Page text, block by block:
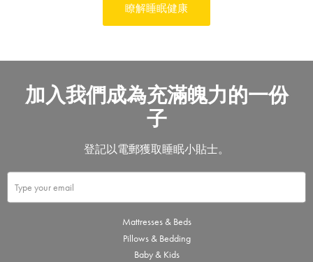
瞭解睡眠健康
加入我們成為充滿魄力的一份
子
登記以電郵獲取睡眠小貼士。
Mattresses & Beds
Pillows & Bedding
Baby & Kids